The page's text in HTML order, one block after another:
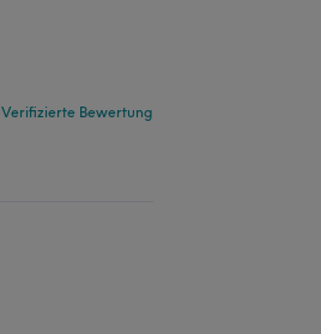
Verifizierte Bewertung